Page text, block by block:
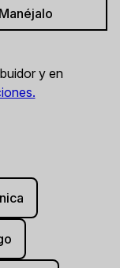
Manéjalo
y en